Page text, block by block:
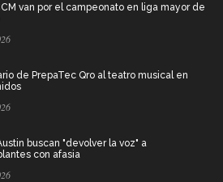
van por el campeonato en liga mayor de
de PrepaTec Qro al teatro musical en
buscan "devolver la voz" a
con afasia